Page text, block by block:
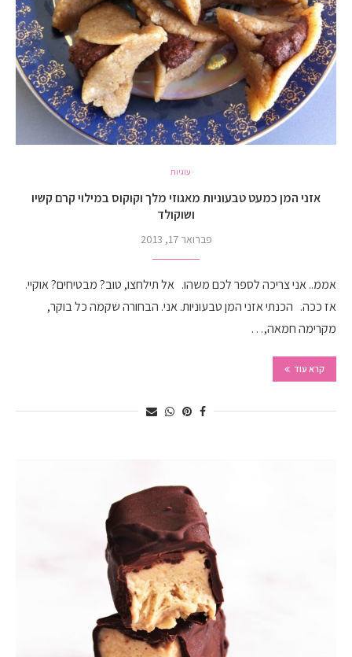
עוגיות
אזני המן כמעט טבעוניות מאגוזי מלך וקוקוס במילוי קרם קשיו
ושוקולד
פברואר 17, 2013
אממ.. אני צריכה לספר לכם משהו. אל תילחצו, טוב? מבטיחים? אוקיי.
אז ככה. הכנתי אזני המן טבעוניות. אני. הבחורה שקמה כל בוקר,
מקרימה חמאה,…
קרא עוד